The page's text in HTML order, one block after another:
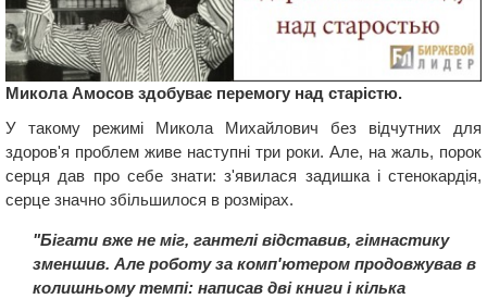
Микола Амосов здобуває перемогу над старістю.
У такому режимі Микола Михайлович без відчутних для
здоров'я проблем живе наступні три роки. Але, на жаль, порок
серця дав про себе знати: з'явилася задишка і стенокардія,
серце значно збільшилося в розмірах.
"Бігати вже не міг, гантелі відставив, гімнастику
зменшив. Але роботу за комп'ютером продовжував в
колишньому темпі: написав дві книги і кілька